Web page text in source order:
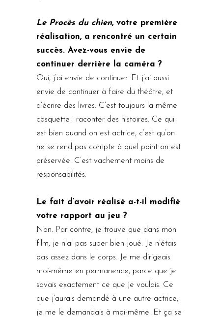
Le Procès du chien, votre première
réalisation, a rencontré un certain
succès. Avez-vous envie de
continuer derrière la caméra ?
Oui, j’ai envie de continuer. Et j’ai aussi
envie de continuer à faire du théâtre, et
d’écrire des livres. C’est toujours la même
casquette : raconter des histoires. Ce qui
est bien quand on est actrice, c’est qu’on
ne se rend pas compte à quel point on est
préservée. C’est vachement moins de
responsabilités.
Le fait d’avoir réalisé a-t-il modifié
votre rapport au jeu ?
Non. Par contre, je trouve que dans mon
film, je n’ai pas super bien joué. Je n’étais
pas assez dans le corps. Je me dirigeais
moi-même en permanence, parce que je
savais exactement ce que je voulais. Ce
que j’aurais demandé à une autre actrice,
je me le demandais à moi-même. Et ça se